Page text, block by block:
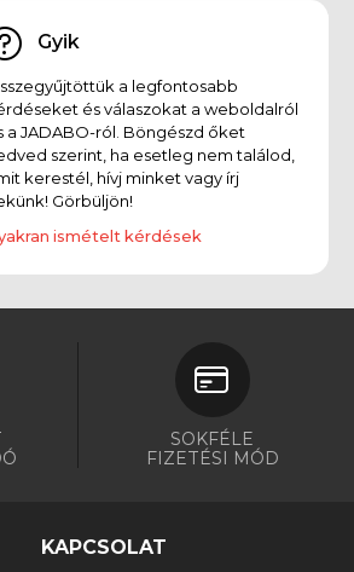
Gyik
a legfontosabb
és válaszokat a weboldalról
a JADABO-ról. Böngészd őket
szerint, ha esetleg nem találod,
kerestél, hívj minket vagy írj
Görbüljön!
ismételt kérdések
SOKFÉLE
FIZETÉSI MÓD
KAPCSOLAT